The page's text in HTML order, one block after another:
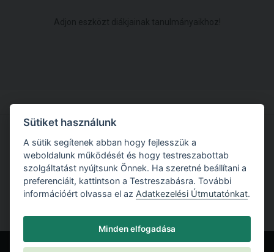
Próbálja ki a TRUSS4 szoftverrel való munkát
Töltse le demó verziónkat
Sütiket használunk
A sütik segítenek abban hogy fejlesszük a
weboldalunk működését és hogy testreszabottab
szolgáltatást nyújtsunk Önnek. Ha szeretné beállítani a
preferenciáit, kattintson a Testreszabásra. További
információért olvassa el az Adatkezelési Útmutatónkat.
Minden elfogadása